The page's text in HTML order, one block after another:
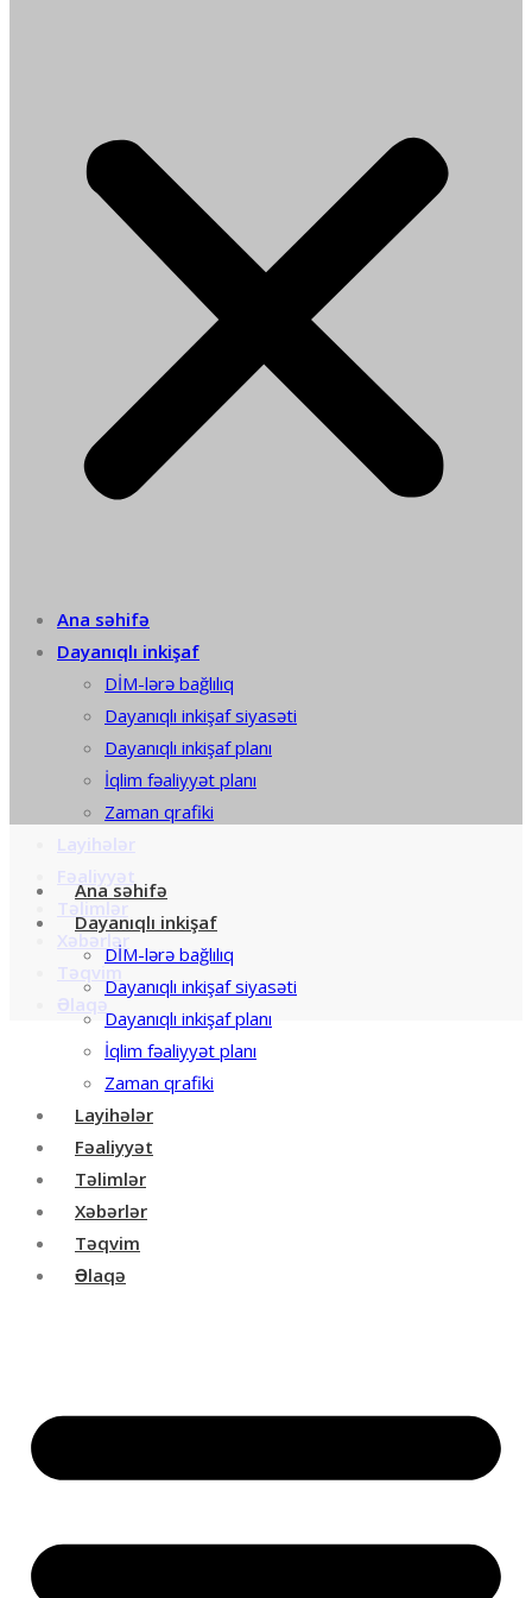
Ana səhifə
Dayanıqlı inkişaf
DİM-lərə bağlılıq
Dayanıqlı inkişaf siyasəti
Dayanıqlı inkişaf planı
İqlim fəaliyyət planı
Zaman qrafiki
Layihələr
Fəaliyyət
Təlimlər
Xəbərlər
Təqvim
Əlaqə
Ana səhifə
Dayanıqlı inkişaf
DİM-lərə bağlılıq
Dayanıqlı inkişaf siyasəti
Dayanıqlı inkişaf planı
İqlim fəaliyyət planı
Zaman qrafiki
Layihələr
Fəaliyyət
Təlimlər
Xəbərlər
Təqvim
Əlaqə